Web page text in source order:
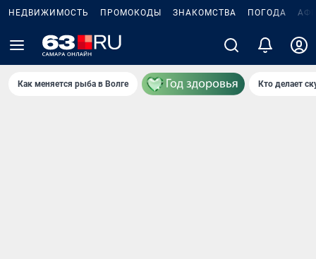
НЕДВИЖИМОСТЬ ПРОМОКОДЫ ЗНАКОМСТВА ПОГОДА
Как меняется рыба в Волге Кто делает